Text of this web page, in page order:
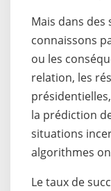
Mais dans
connaissons
ou les
relation, les
la prédiction
situations
algorithmes
Le taux de